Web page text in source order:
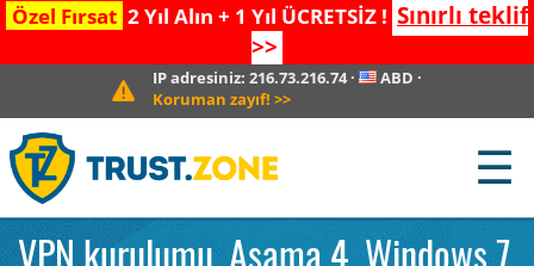
Özel Fırsat 2 Yıl Alın + 1 Yıl ÜCRETSİZ ! Sınırlı teklif
>>
IP adresiniz: 216.73.216.74· ABD ·
Koruman zayıf! >>
☰